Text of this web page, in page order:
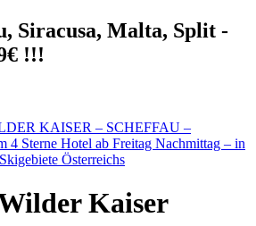
Siracusa, Malta, Split -
!!!
Kaiser